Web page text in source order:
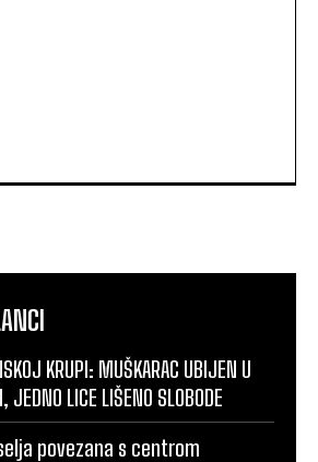
KRUPI: MUŠKARAC UBIJEN U
JEDNO LICE LIŠENO SLOBODE
povezana s centrom